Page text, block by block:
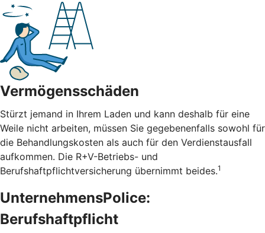
Vermögensschäden
Stürzt jemand in Ihrem Laden und kann deshalb für eine
Weile nicht arbeiten, müssen Sie gegebenenfalls sowohl für
die Behandlungskosten als auch für den Verdienstausfall
aufkommen. Die R+V-Betriebs- und
Berufshaftpflichtversicherung übernimmt beides.1
UnternehmensPolice:
Berufshaftpflicht